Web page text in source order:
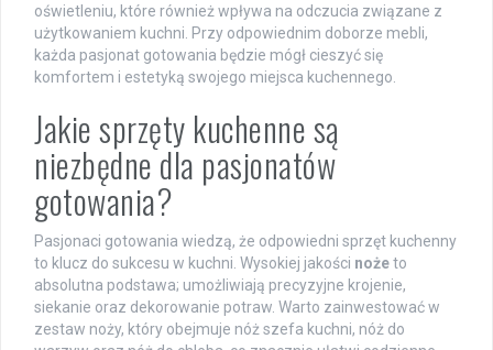
oświetleniu, które również wpływa na odczucia związane z
użytkowaniem kuchni. Przy odpowiednim doborze mebli,
każda pasjonat gotowania będzie mógł cieszyć się
komfortem i estetyką swojego miejsca kuchennego.
Jakie sprzęty kuchenne są
niezbędne dla pasjonatów
gotowania?
Pasjonaci gotowania wiedzą, że odpowiedni sprzęt kuchenny
to klucz do sukcesu w kuchni. Wysokiej jakości nożeto
absolutna podstawa; umożliwiają precyzyjne krojenie,
siekanie oraz dekorowanie potraw. Warto zainwestować w
zestaw noży, który obejmuje nóż szefa kuchni, nóż do